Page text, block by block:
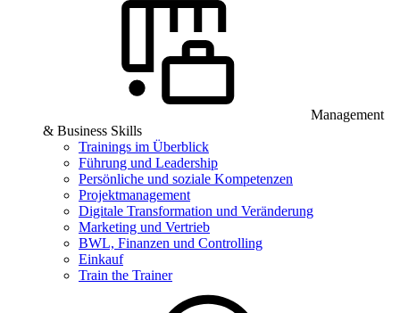
Management
& Business Skills
Trainings im Überblick
Führung und Leadership
Persönliche und soziale Kompetenzen
Projektmanagement
Digitale Transformation und Veränderung
Marketing und Vertrieb
BWL, Finanzen und Controlling
Einkauf
Train the Trainer